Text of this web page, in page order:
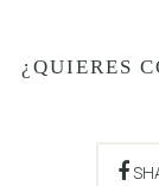
¿QUIERES